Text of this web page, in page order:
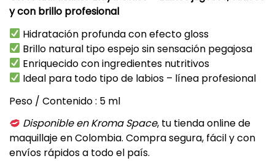
y con brillo profesional
Hidratación profunda con efecto gloss
Brillo natural tipo espejo sin sensación pegajosa
Enriquecido con ingredientes nutritivos
Ideal para todo tipo de labios – línea profesional
Peso / Contenido : 5 ml
Disponible en Kroma Space, tu tienda online de
maquillaje en Colombia. Compra segura, fácil y con
envíos rápidos a todo el país.